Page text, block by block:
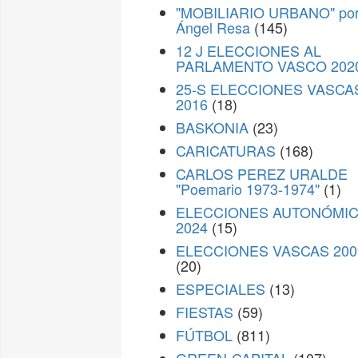
"MOBILIARIO URBANO"
Ángel Resa (145)
12 J ELECCIONES AL
PARLAMENTO VASCO
25-S ELECCIONES
2016 (18)
BASKONIA (23)
CARICATURAS (168)
CARLOS PEREZ URALDE
"Poemario 1973-1974" (1)
ELECCIONES
2024 (15)
ELECCIONES VASCAS
(20)
ESPECIALES (13)
FIESTAS (59)
FÚTBOL (811)